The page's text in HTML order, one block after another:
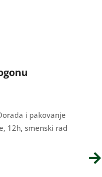
i pakovanje
12h, smenski rad